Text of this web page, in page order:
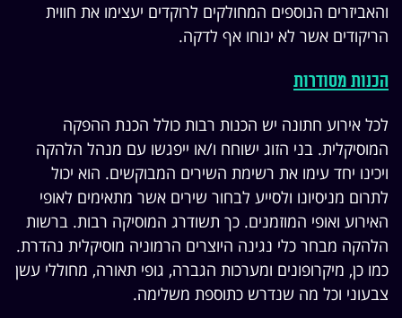
והאביזרים הנוספים המחולקים לרוקדים יעצימו את חווית
הריקודים אשר לא ינוחו אף לדקה.
הכנות מסודרות
לכל אירוע חתונה יש הכנות רבות כולל הכנת ההפקה
המוסיקלית. בני הזוג ישוחח ו/או ייפגשו עם מנהל הלהקה
ויכינו יחד עימו את רשימת השירים המבוקשים. הוא יכול
לתרום מניסיונו ולסייע לבחור שירים אשר מתאימים לאופי
האירוע ואופי המוזמנים. כך תשודרג המוסיקה רבות. ברשות
הלהקה מבחר כלי נגינה היוצרים הרמוניה מוסיקלית נהדרת.
כמו כן, מיקרופונים ומערכות הגברה, גופי תאורה, מחוללי עשן
צבעוני וכל מה שנדרש כתוספת משלימה.